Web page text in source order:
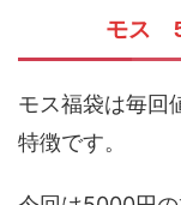
モス
モス福袋は毎回
特徴です。